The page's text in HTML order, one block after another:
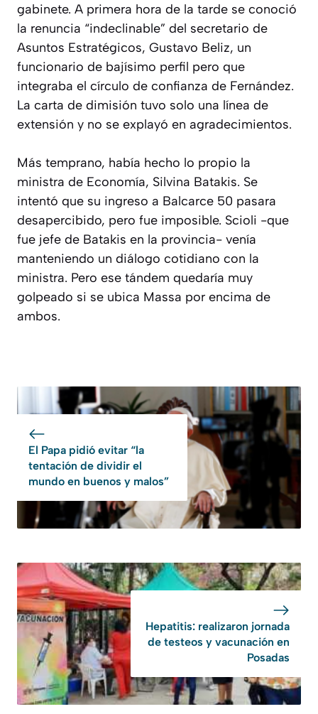
gabinete. A primera hora de la tarde se conoció
la renuncia “indeclinable” del secretario de
Asuntos Estratégicos, Gustavo Beliz, un
funcionario de bajísimo perfil pero que
integraba el círculo de confianza de Fernández.
La carta de dimisión tuvo solo una línea de
extensión y no se explayó en agradecimientos.
Más temprano, había hecho lo propio la
ministra de Economía, Silvina Batakis. Se
intentó que su ingreso a Balcarce 50 pasara
desapercibido, pero fue imposible. Scioli -que
fue jefe de Batakis en la provincia- venía
manteniendo un diálogo cotidiano con la
ministra. Pero ese tándem quedaría muy
golpeado si se ubica Massa por encima de
ambos.
El Papa pidió evitar “la
tentación de dividir el
mundo en buenos y malos”
Hepatitis: realizaron jornada
de testeos y vacunación en
Posadas